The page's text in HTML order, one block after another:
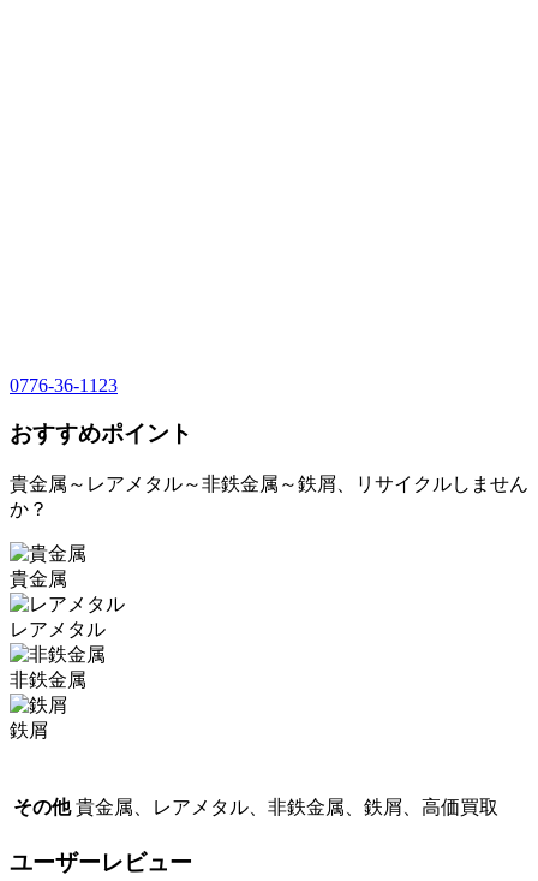
0776-36-1123
おすすめポイント
貴金属～レアメタル～非鉄金属～鉄屑、リサイクルしません
か？
貴金属
レアメタル
非鉄金属
鉄屑
その他 貴金属、レアメタル、非鉄金属、鉄屑、高価買取
ユーザーレビュー